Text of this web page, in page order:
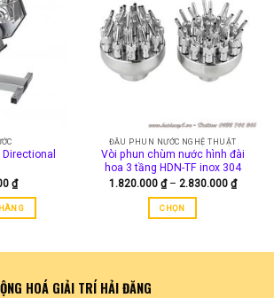
thể.
Các
tùy
chọn
trên
trang
sản
phẩm
₫
ĐẦU PHUN NƯỚC NGHỆ THUẬT
Vòi phun chùm nước hình đài
hoa 3 tầng HDN-TF inox 304
1.820.000 ₫ – 2.830.000 ₫Khoảng
giá:
CHỌN
HOÁ GIẢI TRÍ HẢI ĐĂNG